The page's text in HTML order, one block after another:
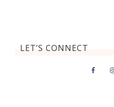
LET’S CONNECT